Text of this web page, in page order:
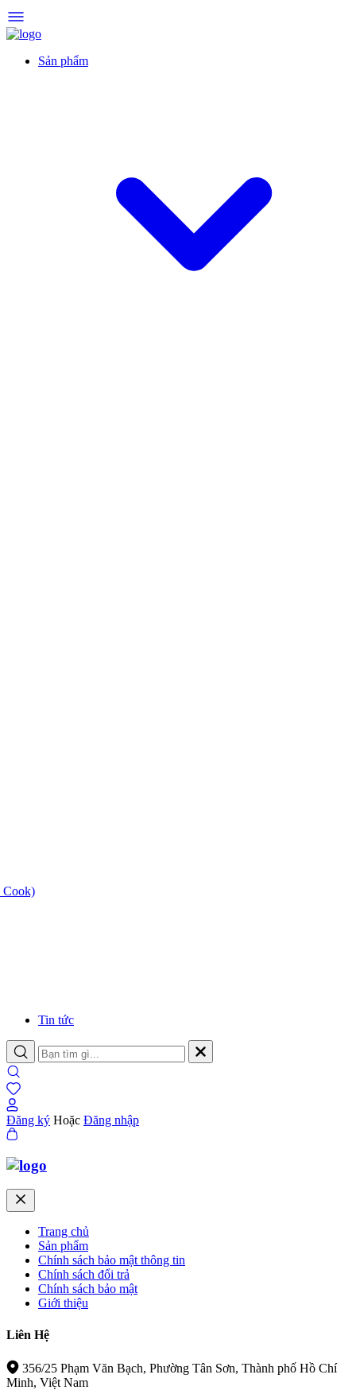
Sản phẩm
Tin tức
Đăng ký Hoặc Đăng nhập
Trang chủ
Sản phẩm
Chính sách bảo mật thông tin
Chính sách đổi trả
Chính sách bảo mật
Giới thiệu
Liên Hệ
356/25 Phạm Văn Bạch, Phường Tân Sơn, Thành phố Hồ Chí
Minh, Việt Nam